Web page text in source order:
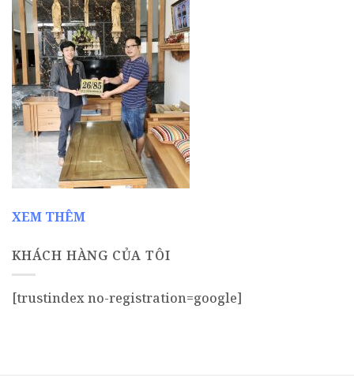
XEM THÊM
KHÁCH HÀNG CỦA TÔI
[trustindex no-registration=google]